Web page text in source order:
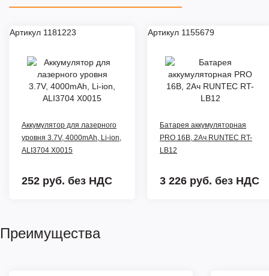
Артикул 1181223
Аккумулятор для лазерного
уровня 3.7V, 4000mAh, Li-ion,
ALI3704 X0015
252 руб. без НДС
Артикул 1155679
Батарея аккумуляторная
PRO 16В, 2Ач RUNTEC RT-
LB12
3 226 руб. без НДС
Преимущества